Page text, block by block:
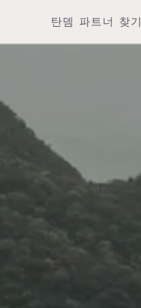
탄뎀 파트너 찾기